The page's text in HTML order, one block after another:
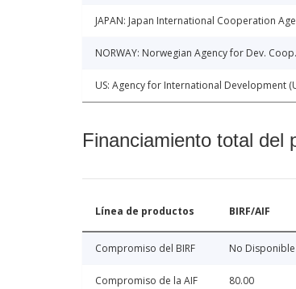
JAPAN: Japan International Cooperation
NORWAY: Norwegian Agency for Dev.
US: Agency for International Development
Financiamiento total del
Línea de productos BIRF/AIF
Compromiso del BIRF No Disponible
Compromiso de la AIF 80.00